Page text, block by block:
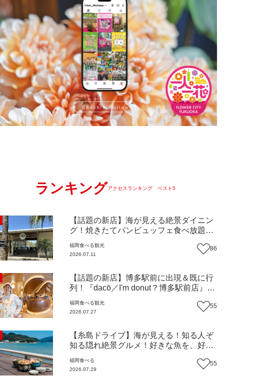
ランキングアクセスランキング ベスト5
【話題の新店】海が見える絶景ダイニン
グ！焼きたてパンビュッフェ食べ放題で
『Ibiza Beach Cafe』（福岡・糸島市）
福岡食べる観光
2026.07.11
86
【話題の新店】博多駅前に出現＆既に行
列！『dacō／I'm donut？博多駅前店』徹
た楽しみ方＆イチオシメニューも紹介！
福岡食べる観光
2026.07.27
55
【糸島ドライブ】海が見える！知る人ぞ
知る隠れ絶景グルメ！好きな魚を、好き
はん食堂』（福岡市西区）【まち歩き】
福岡食べる
2026.07.29
55